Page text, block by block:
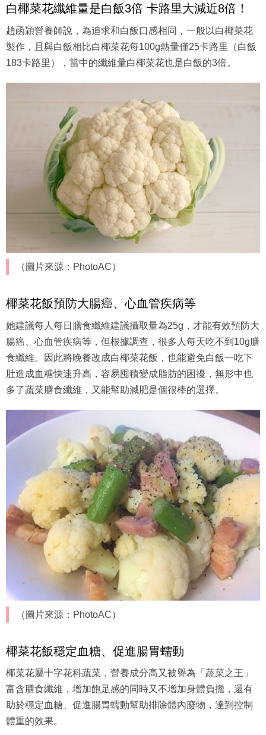
（圖片來源：PhotoAC）
白椰菜花纖維量是白飯3倍 卡路里大減近8倍！
趙函穎營養師說，為追求和白飯口感相同，一般以白椰菜花
製作，且與白飯相比白椰菜花每100g熱量僅25卡路里（白飯
183卡路里），當中的纖維量白椰菜花也是白飯的3倍。
（圖片來源：PhotoAC）
椰菜花飯預防大腸癌、心血管疾病等
她建議每人每日膳食纖維建議攝取量為25g，才能有效預防大
腸癌、心血管疾病等，但根據調查，很多人每天吃不到10g膳
食纖維。因此將晚餐改成白椰菜花飯，也能避免白飯一吃下
肚造成血糖快速升高，容易囤積變成脂肪的困擾，無形中也
多了蔬菜膳食纖維，又能幫助減肥是個很棒的選擇。